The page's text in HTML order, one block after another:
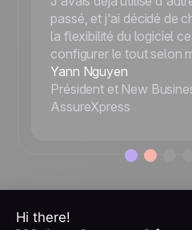
passé, et j'ai décidé de
la flexibilité du logiciel
configurer le tout selon
Yann Nguyen
Président et New
AssureXpress